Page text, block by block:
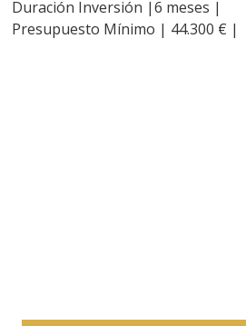
Duración Inversión |6 meses |
Presupuesto Mínimo | 44.300 € |